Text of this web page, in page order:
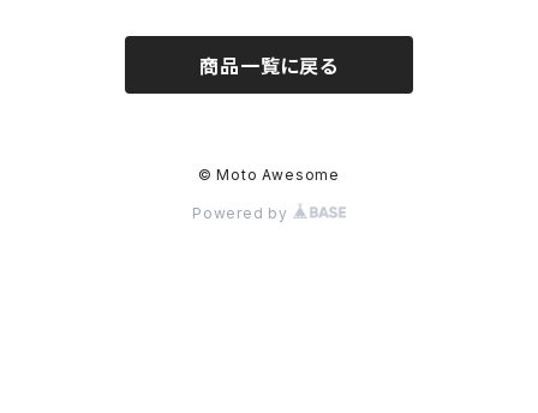
MOONEYES x DOGTOWN x BLUCO
商品一覧に戻る
© Moto Awesome
Powered by